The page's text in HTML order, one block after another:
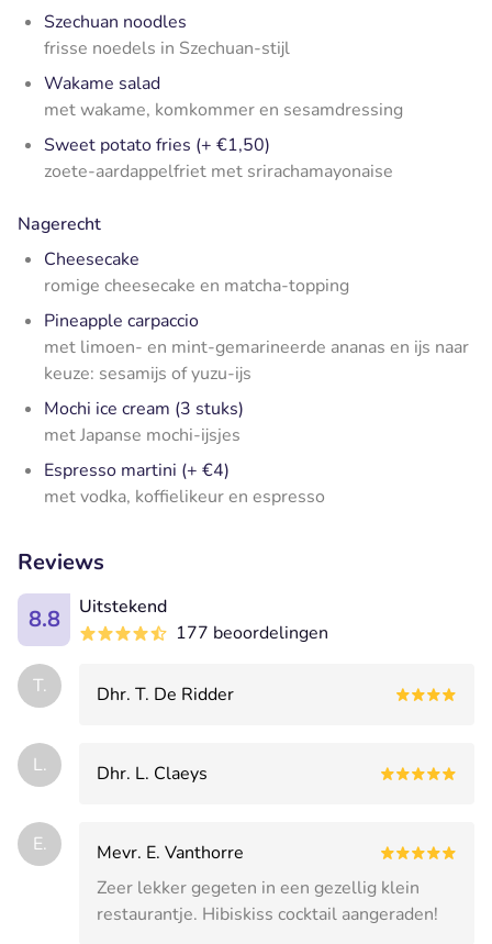
Szechuan noodles
frisse noedels in Szechuan-stijl
Wakame salad
met wakame, komkommer en sesamdressing
Sweet potato fries (+ €1,50)
zoete-aardappelfriet met srirachamayonaise
Nagerecht
Cheesecake
romige cheesecake en matcha-topping
Pineapple carpaccio
met limoen- en mint-gemarineerde ananas en ijs naar
keuze: sesamijs of yuzu-ijs
Mochi ice cream (3 stuks)
met Japanse mochi-ijsjes
Espresso martini (+ €4)
met vodka, koffielikeur en espresso
Reviews
8.8
Uitstekend
177 beoordelingen
T. Dhr. T. De Ridder
L. Dhr. L. Claeys
E.
Mevr. E. Vanthorre
Zeer lekker gegeten in een gezellig klein
restaurantje. Hibiskiss cocktail aangeraden!